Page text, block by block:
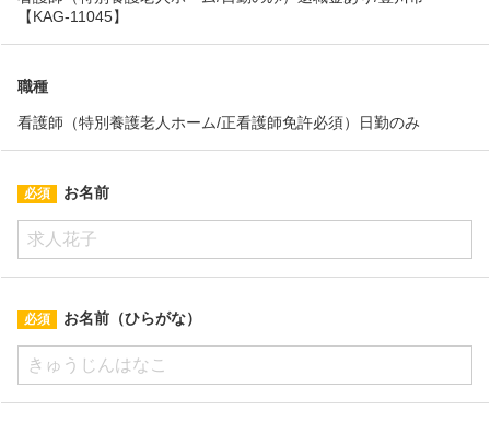
【KAG-11045】
職種
看護師（特別養護老人ホーム/正看護師免許必須）日勤のみ
お名前
お名前（ひらがな）